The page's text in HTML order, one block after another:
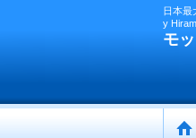
日本
y
モ